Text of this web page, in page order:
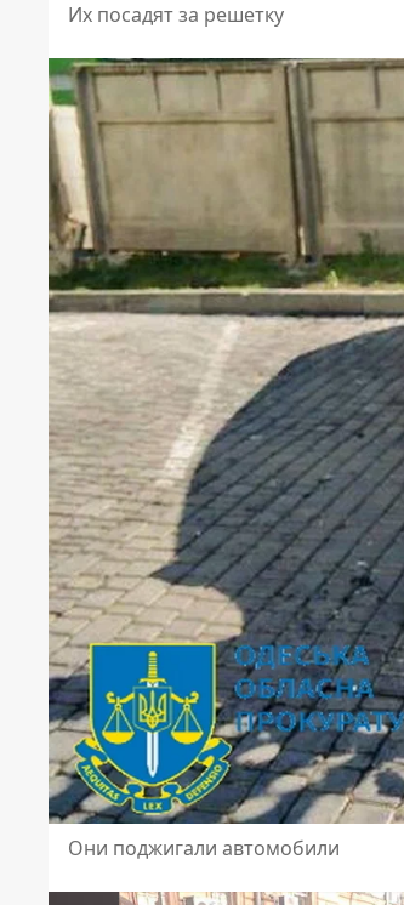
Их посадят за решетку
Они поджигали автомобили